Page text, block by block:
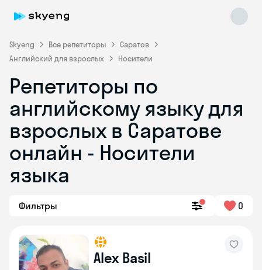
Skyeng Все репетиторы
Саратов
Английский для взрослых
Носители
Репетиторы по
английскому языку для
взрослых в Саратове
онлайн - Носители
языка
Фильтры 0
Alex Basil
Skyeng Chat